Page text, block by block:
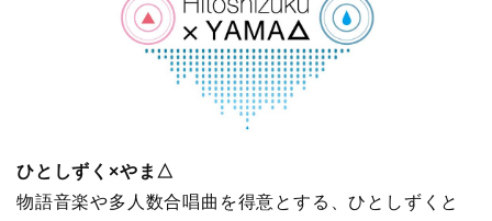
ひとしずく×やま△
物語音楽や多人数合唱曲を得意とする、ひとしずくと